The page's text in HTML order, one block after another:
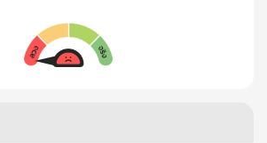
นเพื่อวิถีชีวิตเมือง
for city life, Energize smart living
497340003626475/
?extid=0&d=n ▶️